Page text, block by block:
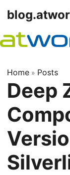
Home » Posts
Deep